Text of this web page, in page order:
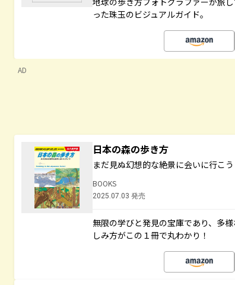
った珠玉のビジュアルガイド。
AD
日本の森の歩き方
まだ見ぬ幻想的な絶景に会いに行こう
BOOKS
2025.07.03 発売
無限の学びと発見の宝庫であり、多
しみ方がこの１冊で丸わかり！